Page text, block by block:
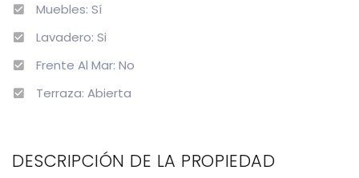
Muebles: Sí
Lavadero: Si
Frente Al Mar: No
Terraza: Abierta
DESCRIPCIÓN DE LA PROPIEDAD